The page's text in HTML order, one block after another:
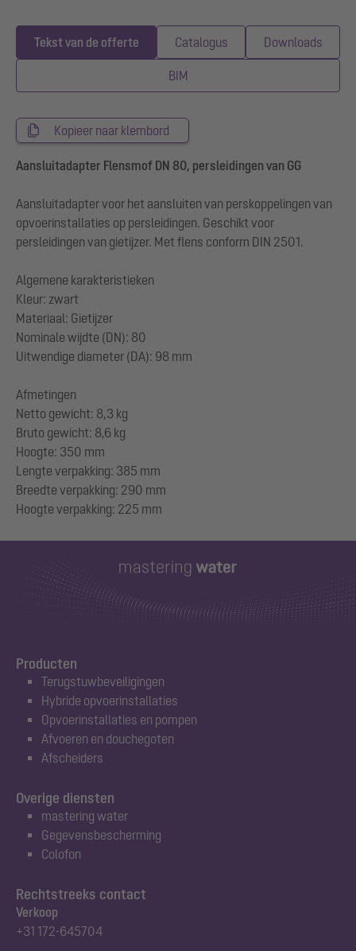
Tekst van de offerte Catalogus Downloads
BIM
Kopieer naar klembord
Aansluitadapter Flensmof DN 80, persleidingen van GG
Aansluitadapter voor het aansluiten van perskoppelingen van
opvoerinstallaties op persleidingen. Geschikt voor
persleidingen van gietijzer. Met flens conform DIN 2501.
Algemene karakteristieken
Kleur: zwart
Materiaal: Gietijzer
Nominale wijdte (DN): 80
Uitwendige diameter (DA): 98 mm
Afmetingen
Netto gewicht: 8,3 kg
Bruto gewicht: 8,6 kg
Hoogte: 350 mm
Lengte verpakking: 385 mm
Breedte verpakking: 290 mm
Producten
Terugstuwbeveiligingen
Hybride opvoerinstallaties
Opvoerinstallaties en pompen
Afvoeren en douchegoten
Afscheiders
Rechtstreeks contact
Verkoop
+31 172-645704
Overige diensten
mastering water
Gegevensbescherming
Colofon